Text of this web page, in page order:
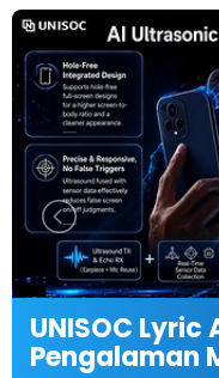
UNISOC
Pengalaman